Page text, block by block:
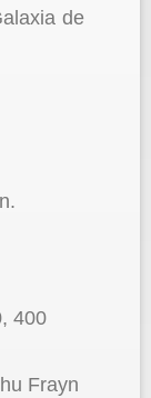
de
400
Frayn